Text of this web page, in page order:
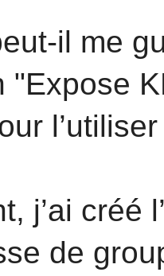
il me
"Expose
j’ai créé
de